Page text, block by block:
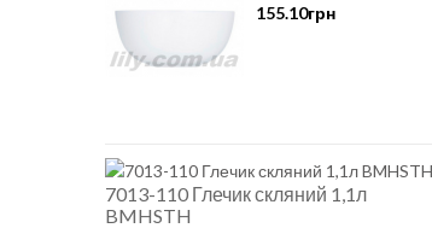
155.10грн
7013-110 Глечик скляний 1,1л
BMHSTH